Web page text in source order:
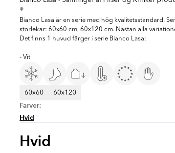
®
Bianco Lasa är en serie med hög kvalitetsstandard.
storlekar: 60x60 cm, 60x120 cm. Nästan alla
Det finns 1 huvud färger i serie Bianco Lasa:
- Vit
60x60 60x120
Farver:
Hvid
Hvid